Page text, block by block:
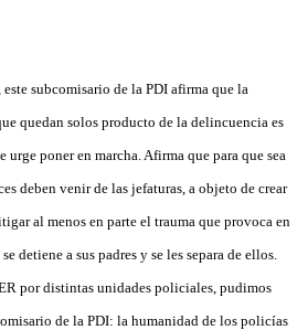
subcomisario de la PDI afirma que la
quedan solos producto de la delincuencia es
poner en marcha. Afirma que para que sea
deben venir de las jefaturas, a objeto de crear
al menos en parte el trauma que provoca en
detiene a sus padres y se les separa de ellos.
por distintas unidades policiales, pudimos
de la PDI: la humanidad de los policías